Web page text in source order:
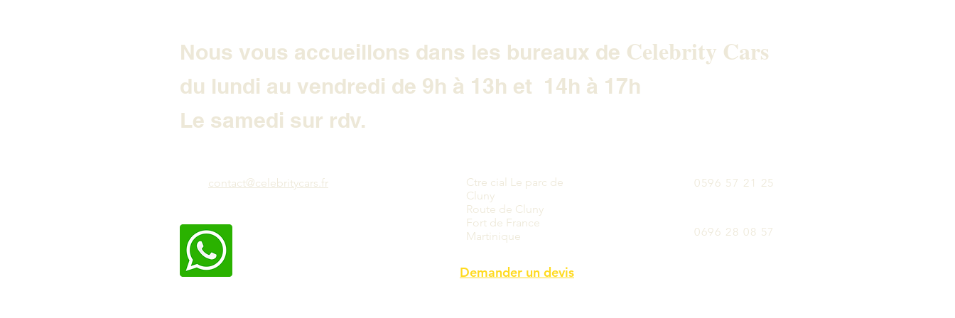
Nous vous accueillons dans les bureaux de Celebrity Cars
du lundi au vendredi de 9h à 13h et 14h à 17h
Le samedi sur rdv.
contact@celebritycars.fr
Ctre cial Le parc de
Cluny
Route de Cluny
Fort de France
Martinique
0596 57 21 25
0696 28 08 57
Demander un devis